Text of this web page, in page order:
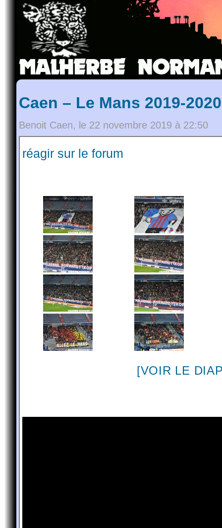
Caen – Le Mans 2019-
Benoit Caen, le 22 novembre 2019 à 22:50
réagir sur le forum
[VOIR LE